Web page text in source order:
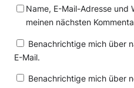
Name, E-Mail-Adresse und
meinen nächsten
Benachrichtige mich über
E-Mail.
Benachrichtige mich über